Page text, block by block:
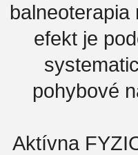
efekt je
pohybové
Aktívna